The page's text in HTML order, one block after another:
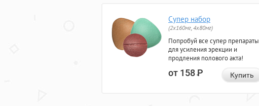
Супер набор
(2х160мг, 4х80мг)
Попробуй все супер препараты
для усиления эрекции и
продления полового акта!
от 158Р Купить